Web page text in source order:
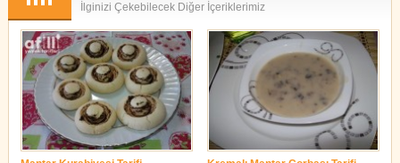
İlginizi Çekebilecek Diğer İçeriklerimiz